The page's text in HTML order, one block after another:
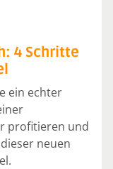
4 Schritte
ein echter
profitieren und
neuen